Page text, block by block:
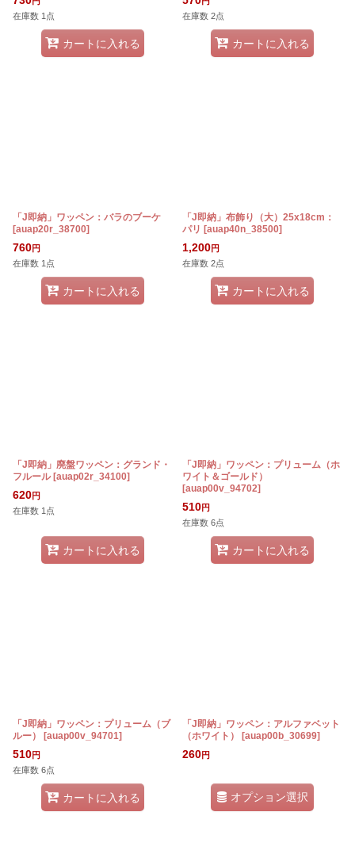
在庫数 1点
カートに入れる
在庫数 2点
カートに入れる
「J即納」ワッペン：バラのブーケ
[auap20r_38700]
760円
在庫数 1点
カートに入れる
「J即納」布飾り（大）25x18cm：
パリ [auap40n_38500]
1,200円
在庫数 2点
カートに入れる
「J即納」廃盤ワッペン：グランド・
フルール [auap02r_34100]
620円
在庫数 1点
カートに入れる
「J即納」ワッペン：プリューム（ホ
ワイト＆ゴールド）
[auap00v_94702]
510円
在庫数 6点
カートに入れる
「J即納」ワッペン：プリューム（ブ
ルー）
[auap00v_94701]
510円
在庫数 6点
カートに入れる
「J即納」ワッペン：アルファベット
（ホワイト）
[auap00b_30699]
260円
オプション選択